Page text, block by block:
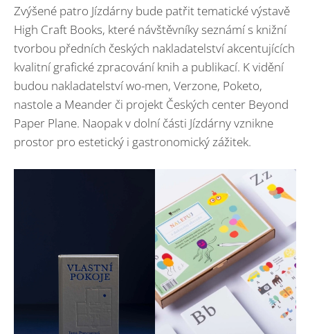
Zvýšené patro Jízdárny bude patřit tematické výstavě
High Craft Books, které návštěvníky seznámí s knižní
tvorbou předních českých nakladatelství akcentujících
kvalitní grafické zpracování knih a publikací. K vidění
budou nakladatelství wo-men, Verzone, Poketo,
nastole a Meander či projekt Českých center Beyond
Paper Plane. Naopak v dolní části Jízdárny vznikne
prostor pro estetický i gastronomický zážitek.